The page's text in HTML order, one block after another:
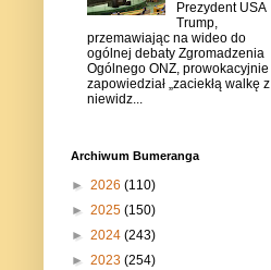
Prezydent USA
Trump,
przemawiając na wideo do
ogólnej debaty Zgromadzenia
Ogólnego ONZ, prowokacyjnie
zapowiedział „zaciekłą walkę z
niewidz...
Archiwum Bumeranga
► 2026 (110)
► 2025 (150)
► 2024 (243)
► 2023 (254)